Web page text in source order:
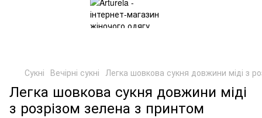
Сукні Вечірні сукні Легка шовкова сукня довжини міді з
Легка шовкова сукня довжини міді
з розрізом зелена з принтом